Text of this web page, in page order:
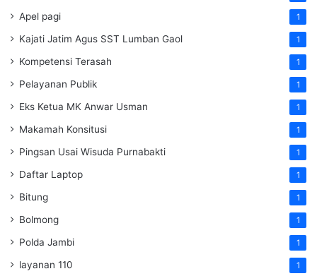
Apel pagi 1
Kajati Jatim Agus SST Lumban Gaol 1
Kompetensi Terasah 1
Pelayanan Publik 1
Eks Ketua MK Anwar Usman 1
Makamah Konsitusi 1
Pingsan Usai Wisuda Purnabakti 1
Daftar Laptop 1
Bitung 1
Bolmong 1
Polda Jambi 1
layanan 110 1